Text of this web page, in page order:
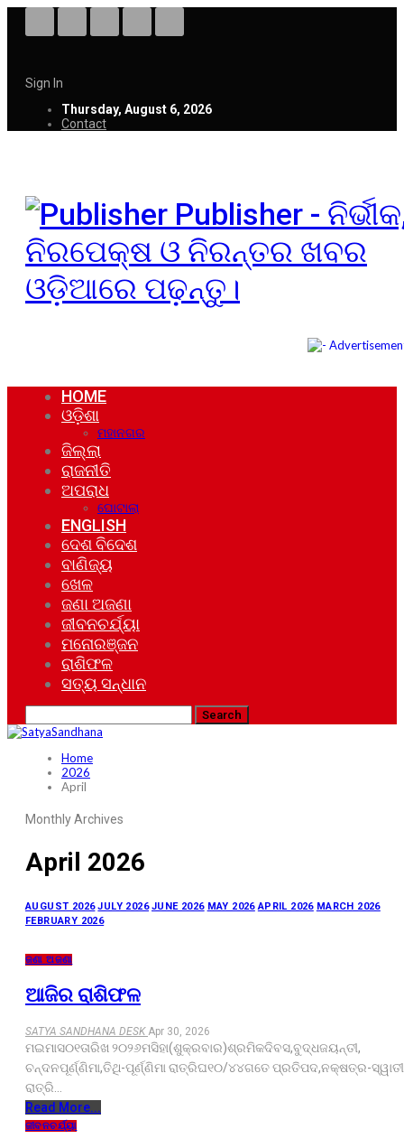
Sign In
Thursday, August 6, 2026
Contact
Publisher -
ନିରପେକ୍ଷ ଓ ନିରନ୍ତର ଖବର
ଓଡ଼ିଆରେ ପଢ଼ନ୍ତୁ।
HOME
ଓଡ଼ିଶା
ମହାନଗର
ଜିଲ୍ଲା
ରାଜନୀତି
ଅପରାଧ
ଘୋଟାଲା
ENGLISH
ଦେଶ ବିଦେଶ
ବାଣିଜ୍ୟ
ଖେଳ
ଜଣା ଅଜଣା
ଜୀବନଚର୍ଯ୍ୟା
ମନୋରଞ୍ଜନ
ରାଶିଫଳ
ସତ୍ୟ ସନ୍ଧାନ
Home
2026
April
Monthly Archives
April 2026
AUGUST 2026 JULY 2026 JUNE 2026 MAY 2026 APRIL 2026 MARCH 2026
FEBRUARY 2026
ଜଣା ଅଜଣା
ଆଜିର ରାଶିଫଳ
SATYA SANDHANA DESK Apr 30, 2026
ମଇମାସ୦୧ତାରିଖ ୨୦୨୬ମସିହା(ଶୁକ୍ରବାର)ଶ୍ରମିକଦିବସ,ବୁଦ୍ଧଜୟନ୍ତୀ,
ଚନ୍ଦନପୂର୍ଣ୍ଣିମା,ତିଥି-ପୂର୍ଣ୍ଣିମା ରାତ୍ରିଘ୧୦/୪୪ଗତେ ପ୍ରତିପଦ,ନକ୍ଷତ୍ର-ସ୍ୱାତୀ
ରାତ୍ରି…
Read More...
ଜୀବନଚର୍ଯ୍ୟା